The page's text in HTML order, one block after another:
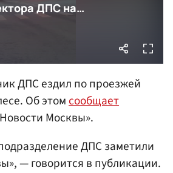
ДПС ездил по проезжей
Об этомсообщает
Москвы».
ДПС заметили
— говорится в публикации.